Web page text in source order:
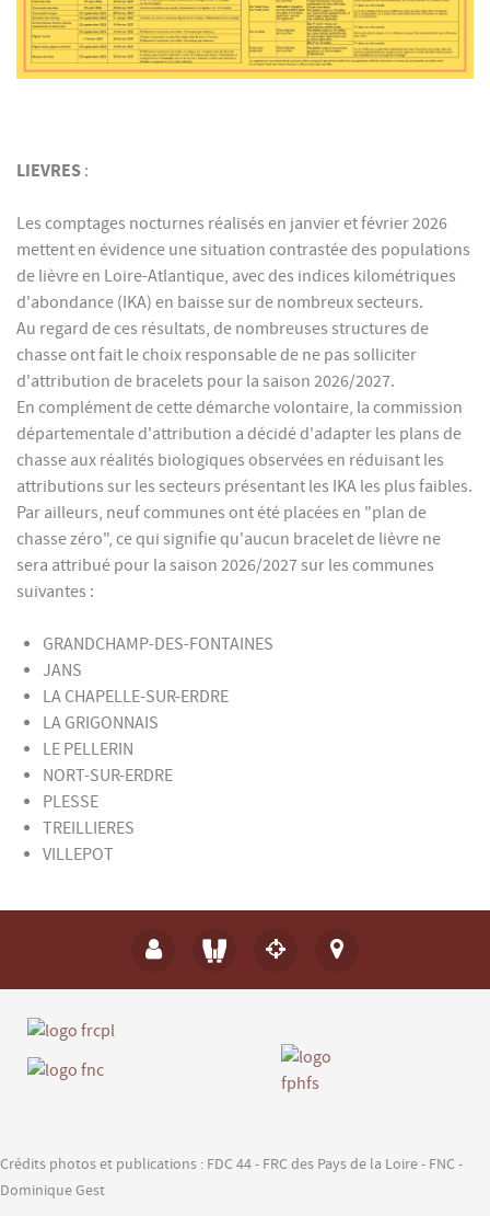
LIEVRES :
Les comptages nocturnes réalisés en janvier et février 2026
mettent en évidence une situation contrastée des populations
de lièvre en Loire-Atlantique, avec des indices kilométriques
d'abondance (IKA) en baisse sur de nombreux secteurs.
Au regard de ces résultats, de nombreuses structures de
chasse ont fait le choix responsable de ne pas solliciter
d'attribution de bracelets pour la saison 2026/2027.
En complément de cette démarche volontaire, la commission
départementale d'attribution a décidé d'adapter les plans de
chasse aux réalités biologiques observées en réduisant les
attributions sur les secteurs présentant les IKA les plus faibles.
Par ailleurs, neuf communes ont été placées en "plan de
chasse zéro", ce qui signifie qu'aucun bracelet de lièvre ne
sera attribué pour la saison 2026/2027 sur les communes
suivantes :
GRANDCHAMP-DES-FONTAINES
JANS
LA CHAPELLE-SUR-ERDRE
LA GRIGONNAIS
LE PELLERIN
NORT-SUR-ERDRE
PLESSE
TREILLIERES
VILLEPOT
Crédits photos et publications : FDC 44 - FRC des Pays de la Loire - FNC -
Dominique Gest